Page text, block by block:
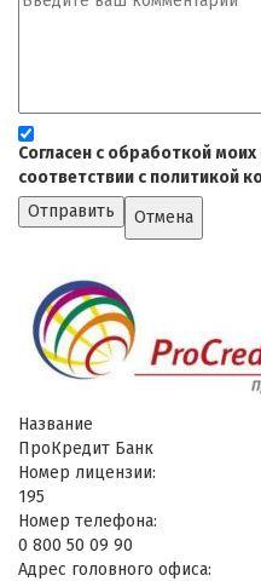
Согласен с обработкой
соответствии с политикой
Отправить
Отмена
Название
ПроКредит Банк
Номер лицензии:
195
Номер телефона:
0 800 50 09 90
Адрес головного офиса: